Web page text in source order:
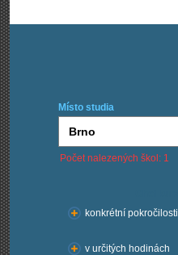
Místo studia
Počet nalezených škol: 1
konkrétní pokročilosti
v určitých hodinách